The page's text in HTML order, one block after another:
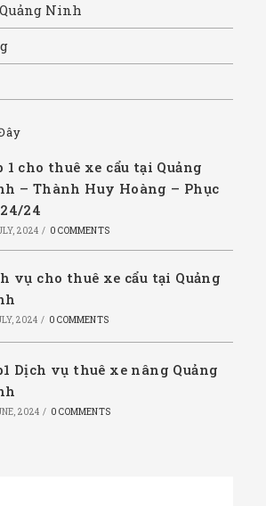
Ninh
1 cho thuê xe cẩu tại Quảng
– Thành Huy Hoàng – Phục
24
2024 / 0 COMMENTS
vụ cho thuê xe cẩu tại Quảng
2024 / 0 COMMENTS
Dịch vụ thuê xe nâng Quảng
2024 / 0 COMMENTS